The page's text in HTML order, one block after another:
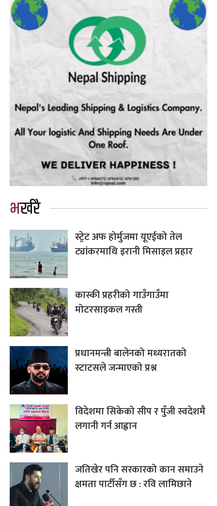
भर्खरै
स्ट्रेट अफ होर्मुजमा यूएईको तेल
ट्यांकरमाथि इरानी मिसाइल प्रहार
कास्की प्रहरीको गाउँगाउँमा
मोटरसाइकल गस्ती
प्रधानमन्त्री बालेनको मध्यरातको
स्टाटसले जन्माएको प्रश्न
विदेशमा सिकेको सीप र पुँजी स्वदेशमै
लगानी गर्न आह्वान
जतिखेर पनि सरकारको कान समाउने
क्षमता पार्टीसँग छ : रवि लामिछाने